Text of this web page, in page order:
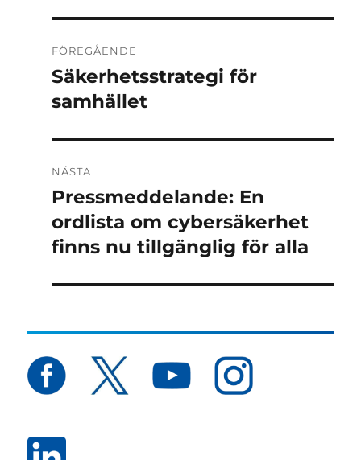
FÖREGÅENDE
Föregående
inlägg:
Säkerhetsstrategi för
samhället
NÄSTA
Nästa
inlägg:
Pressmeddelande: En
ordlista om cybersäkerhet
finns nu tillgänglig för alla